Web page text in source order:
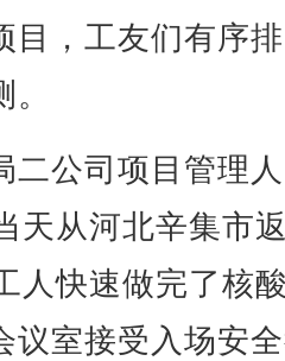
目，工友们有序
公司项目管理
天从河北辛集市
人快速做完了核
议室接受入场安